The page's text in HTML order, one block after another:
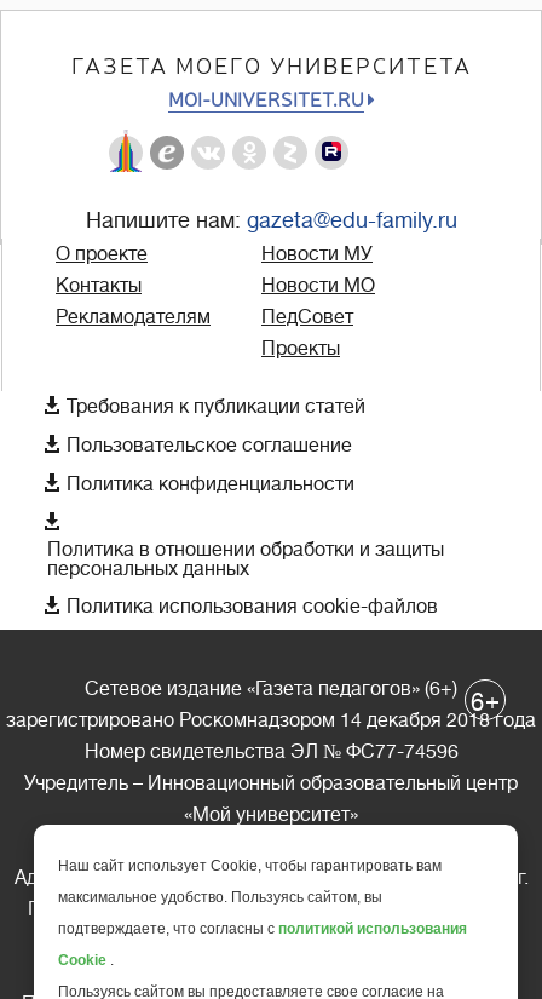
ГАЗЕТА МОЕГО УНИВЕРСИТЕТА
MOI-UNIVERSITET.RU
Напишите нам: gazeta@edu-family.ru
О проекте
Контакты
Рекламодателям
Новости МУ
Новости МО
ПедСовет
Проекты
 Требования к публикации статей
 Пользовательское соглашение
 Политика конфиденциальности

Политика в отношении обработки и защиты
персональных данных
 Политика использования cookie-файлов
Сетевое издание «Газета педагогов» (6+)
зарегистрировано Роскомнадзором 14 декабря 2018 года
Номер свидетельства ЭЛ № ФС77-74596
Учредитель – Инновационный образовательный центр
«Мой университет»
Адрес редакции: 185035 Россия, Республика Карелия, г.
Петрозаводск, ул. Фридриха Энгельса д.10, офис 211
Телефон редакции: +7 (499) 685-10-45
6+
Наш сайт использует Cookie, чтобы гарантировать вам
максимальное удобство. Пользуясь сайтом, вы
подтверждаете, что согласны с политикой использования
Cookie .
Пользуясь сайтом вы предоставляете свое согласие на